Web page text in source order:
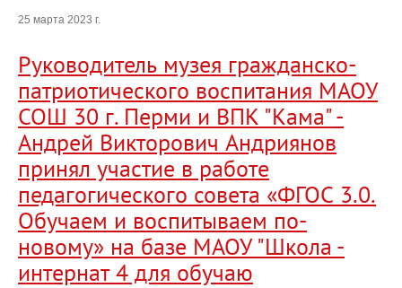
25 марта 2023 г.
Руководитель музея гражданско-
патриотического воспитания МАОУ
СОШ 30 г. Перми и ВПК "Кама" -
Андрей Викторович Андриянов
принял участие в работе
педагогического совета «ФГОС 3.0.
Обучаем и воспитываем по-
новому» на базе МАОУ "Школа -
интернат 4 для обучаю